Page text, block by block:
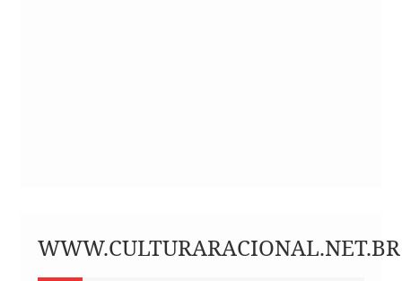
WWW.CULTURARACIONAL.NET.BR